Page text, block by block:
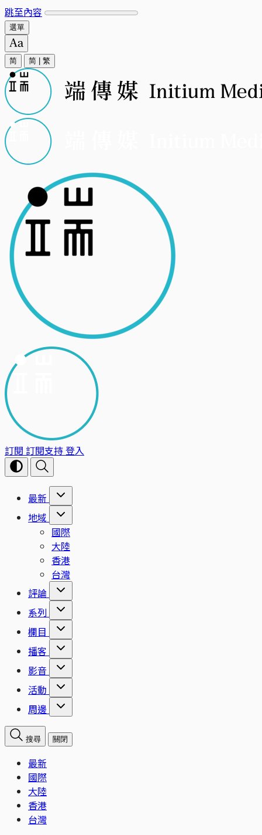
跳至內容
選單
简 简 繁
訂閱 訂閱支持登入
最新
地域
國際
大陸
香港
台灣
評論
系列
欄目
播客
影音
活動
周邊
搜尋 關閉
最新
國際
大陸
香港
台灣